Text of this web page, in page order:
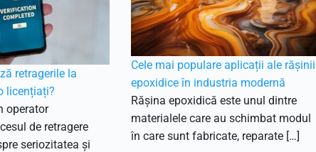
retragerile la
licențiați?
operator
de retragere
seriozitatea și
Cele mai populare aplicații ale rășinii
epoxidice în industria modernă
Rășina epoxidică este unul dintre
materialele care au schimbat modul
în care sunt fabricate, reparate […]